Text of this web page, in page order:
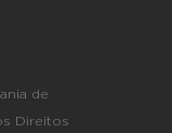
de
Direitos